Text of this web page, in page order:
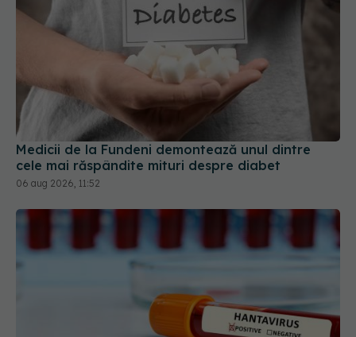
Medicii de la Fundeni demontează unul dintre
cele mai răspândite mituri despre diabet
06 aug 2026, 11:52